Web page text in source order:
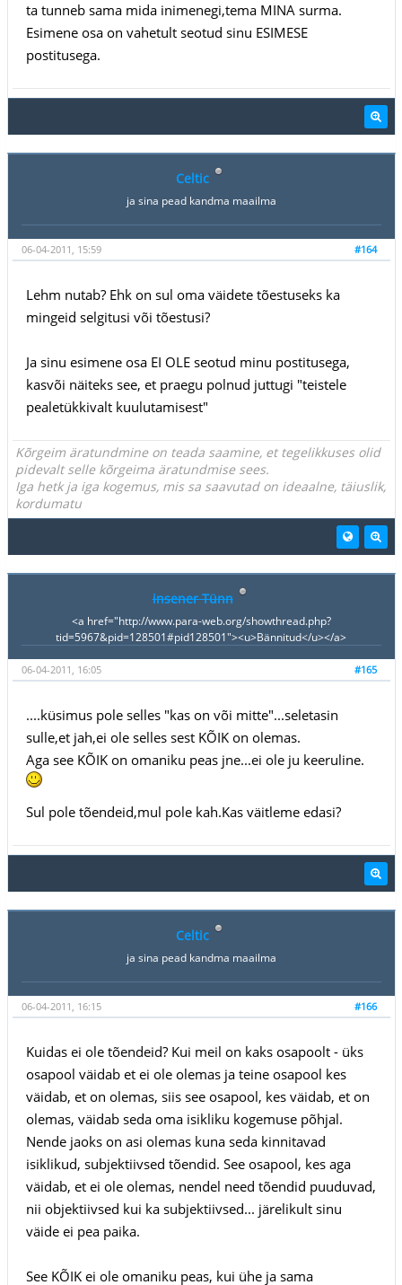
ta tunneb sama mida inimenegi,tema MINA surma.
Esimene osa on vahetult seotud sinu ESIMESE
postitusega.
Celtic
ja sina pead kandma maailma
#164
06-04-2011, 15:59
Lehm nutab? Ehk on sul oma väidete tõestuseks ka
mingeid selgitusi või tõestusi?
Ja sinu esimene osa EI OLE seotud minu postitusega,
kasvõi näiteks see, et praegu polnud juttugi "teistele
pealetükkivalt kuulutamisest"
Kõrgeim äratundmine on teada saamine, et tegelikkuses olid
pidevalt selle kõrgeima äratundmise sees.
Iga hetk ja iga kogemus, mis sa saavutad on ideaalne, täiuslik,
kordumatu
insener Tünn
<a href="http://www.para-web.org/showthread.php?
tid=5967&pid=128501#pid128501"><u>Bännitud</u></a>
#165
06-04-2011, 16:05
....küsimus pole selles "kas on või mitte"...seletasin
sulle,et jah,ei ole selles sest KÕIK on olemas.
Aga see KÕIK on omaniku peas jne...ei ole ju keeruline.
Sul pole tõendeid,mul pole kah.Kas väitleme edasi?
Celtic
ja sina pead kandma maailma
#166
06-04-2011, 16:15
Kuidas ei ole tõendeid? Kui meil on kaks osapoolt - üks
osapool väidab et ei ole olemas ja teine osapool kes
väidab, et on olemas, siis see osapool, kes väidab, et on
olemas, väidab seda oma isikliku kogemuse põhjal.
Nende jaoks on asi olemas kuna seda kinnitavad
isiklikud, subjektiivsed tõendid. See osapool, kes aga
väidab, et ei ole olemas, nendel need tõendid puuduvad,
nii objektiivsed kui ka subjektiivsed... järelikult sinu
väide ei pea paika.
See KÕIK ei ole omaniku peas, kui ühe ja sama